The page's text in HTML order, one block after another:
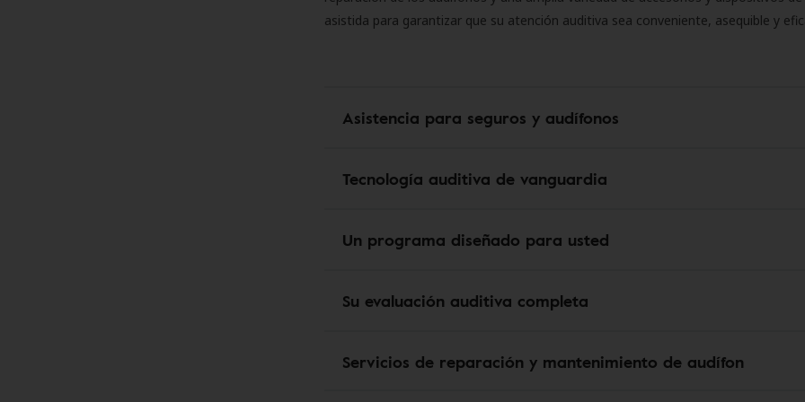
asistida para garantizar que su atención auditiva sea conveniente, asequible y
Asistencia para seguros y audífonos
Tecnología auditiva de vanguardia
Un programa diseñado para usted
Su evaluación auditiva completa
Servicios de reparación y mantenimiento de audífon